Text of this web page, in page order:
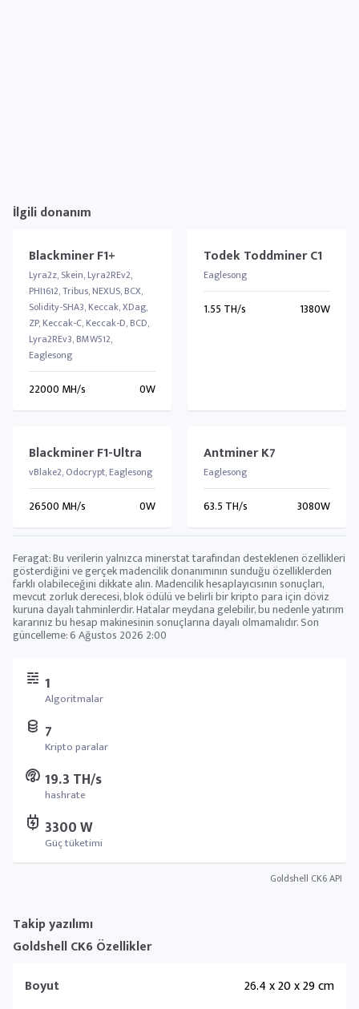
1
Algoritmalar
7
Kripto paralar
19.3 TH/s
hashrate
3300 W
Güç tüketimi
Goldshell CK6 API
Takip yazılımı
Goldshell CK6 Özellikler
Boyut
26.4 x 20 x 29 cm
İlgili donanım
Blackminer F1+
Lyra2z, Skein, Lyra2REv2,
PHI1612, Tribus, NEXUS, BCX,
Solidity-SHA3, Keccak, XDag,
ZP, Keccak-C, Keccak-D, BCD,
Lyra2REv3, BMW512,
Eaglesong
22000 MH/s 0W
Todek Toddminer C1
Eaglesong
1.55 TH/s 1380W
Blackminer F1-Ultra
vBlake2, Odocrypt, Eaglesong
26500 MH/s 0W
Antminer K7
Eaglesong
63.5 TH/s 3080W
Feragat: Bu verilerin yalnızca minerstat tarafından desteklenen özellikleri
gösterdiğini ve gerçek madencilik donanımının sunduğu özelliklerden
farklı olabileceğini dikkate alın. Madencilik hesaplayıcısının sonuçları,
mevcut zorluk derecesi, blok ödülü ve belirli bir kripto para için döviz
kuruna dayalı tahminlerdir. Hatalar meydana gelebilir, bu nedenle yatırım
kararınız bu hesap makinesinin sonuçlarına dayalı olmamalıdır. Son
güncelleme:6 Ağustos 2026 2:00